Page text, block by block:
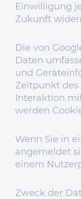
Einwilligung
Zukunft
Die von
Daten
und
Zeitpunkt des
Interaktion
werden
Wenn Sie in
angemeldet
einem
Zweck der